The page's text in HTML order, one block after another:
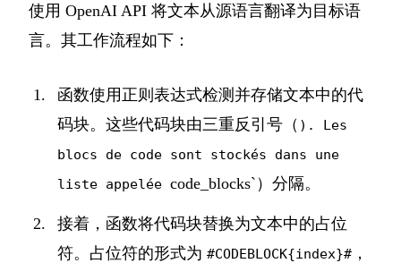
使用 OpenAI API 将文本从源语言翻译为目标语
言。其工作流程如下：
函数使用正则表达式检测并存储文本中的代
码块。这些代码块由三重反引号（ ). Les
blocs de code sont stockés dans une
liste appelée code_blocks`）分隔。
接着，函数将代码块替换为文本中的占位
符。占位符的形式为 #CODEBLOCK{index}# ，